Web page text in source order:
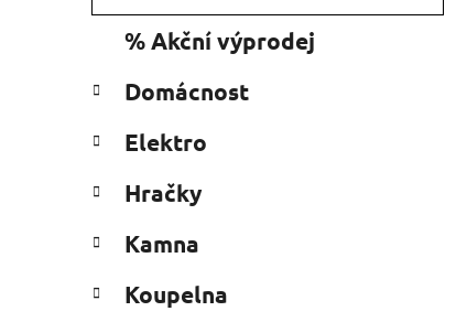
r
n
í
a
e
kategorie
e
o
i
% Akční výprodej
Domácnost
Elektro
Hračky
Kamna
Koupelna